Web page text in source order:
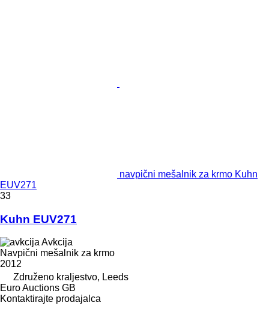
navpični mešalnik za krmo Kuhn
EUV271
33
Kuhn EUV271
Avkcija
Navpični mešalnik za krmo
2012
Združeno kraljestvo, Leeds
Euro Auctions GB
Kontaktirajte prodajalca